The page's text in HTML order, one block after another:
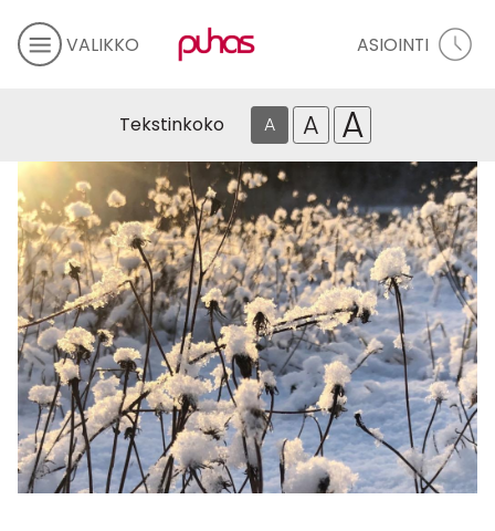
VALIKKO ASIOINTI
Tekstinkoko A A A